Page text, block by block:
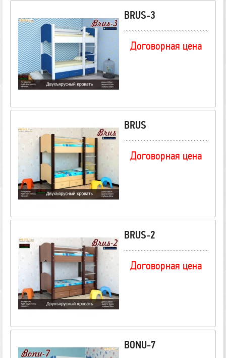
BRUS-3
Договорная цена
BRUS
Договорная цена
BRUS-2
Договорная цена
BONU-7